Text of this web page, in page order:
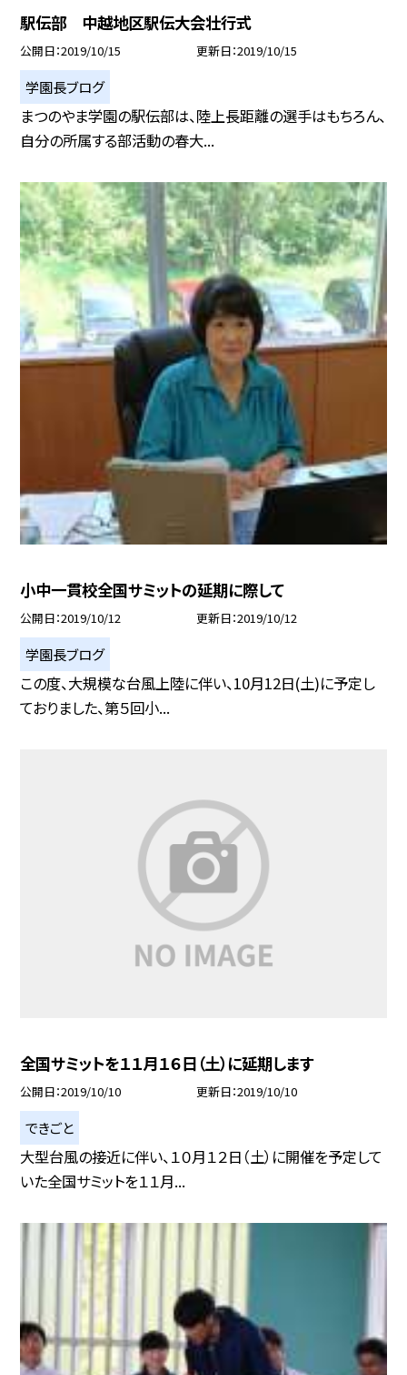
駅伝部 中越地区駅伝大会壮行式
公開日 2019/10/15 更新日 2019/10/15
学園長ブログ
まつのやま学園の駅伝部は、陸上長距離の選手はもちろん、
自分の所属する部活動の春大...
小中一貫校全国サミットの延期に際して
公開日 2019/10/12 更新日 2019/10/12
学園長ブログ
この度、大規模な台風上陸に伴い、10月12日(土)に予定し
ておりました、第５回小...
全国サミットを１１月１６日（土）に延期します
公開日 2019/10/10 更新日 2019/10/10
できごと
大型台風の接近に伴い、１０月１２日（土）に開催を予定して
いた全国サミットを１１月...